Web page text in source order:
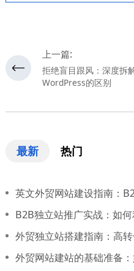
上一篇:
拒绝盲目跟风：深度拆
WordPress的区别
最新 热门
英文外贸网站建设指南：
B2B独立站推广实战：如
外贸独立站搭建指南：高
外贸网站建站的基础准备